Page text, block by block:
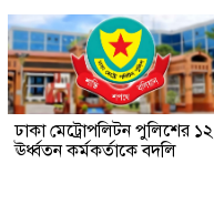
ঢাকা মেট্রোপলিটন পুলিশের ১২
ঊর্ধ্বতন কর্মকর্তাকে বদলি